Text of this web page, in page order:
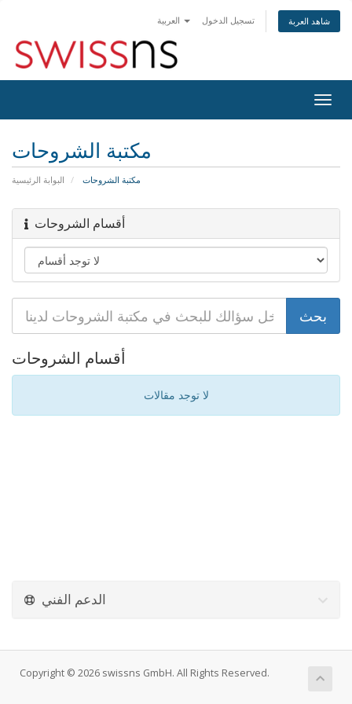
تسجيل الدخول شاهد العربة
مكتبة الشروحات
البوابة الرئيسية مكتبة الشروحات
أقسام الشروحات
أقسام الشروحات
لا توجد مقالات
الدعم الفني
Copyright © 2026 swissns GmbH. All Rights Reserved.